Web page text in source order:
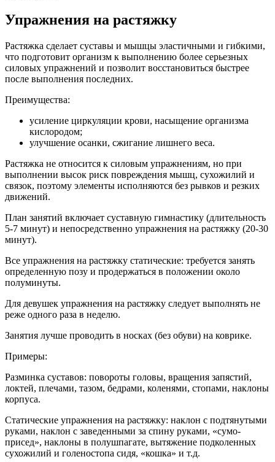
Упражнения на растяжку
Растяжка сделает суставы и мышцы эластичными и гибкими,
что подготовит организм к выполнению более серьезных
силовых упражнений и позволит восстановиться быстрее
после выполнения последних.
Преимущества:
усиление циркуляции крови, насыщение организма
кислородом;
улучшение осанки, сжигание лишнего веса.
Растяжка не относится к силовым упражнениям, но при
выполнении высок риск повреждения мышц, сухожилий и
связок, поэтому элементы исполняются без рывков и резких
движений.
План занятий включает суставную гимнастику (длительность
5-7 минут) и непосредственно упражнения на растяжку (20-30
минут).
Все упражнения на растяжку статические: требуется занять
определенную позу и продержаться в положении около
полуминуты.
Для девушек упражнения на растяжку следует выполнять не
реже одного раза в неделю.
Занятия лучше проводить в носках (без обуви) на коврике.
Примеры:
Разминка суставов: повороты головы, вращения запястий,
локтей, плечами, тазом, бедрами, коленями, стопами, наклоны
корпуса.
Статические упражнения на растяжку: наклон с подтянутыми
руками, наклон с заведенными за спину руками, «сумо-
присед», наклоны в полушпагате, вытяжение подколенных
сухожилий и голеностопа сидя, «кошка» и т.д.